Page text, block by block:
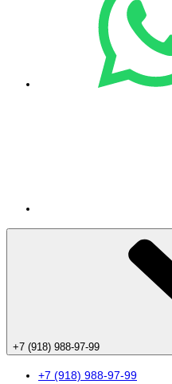
+7 (918) 988-97-99
+7 (918) 988-97-99